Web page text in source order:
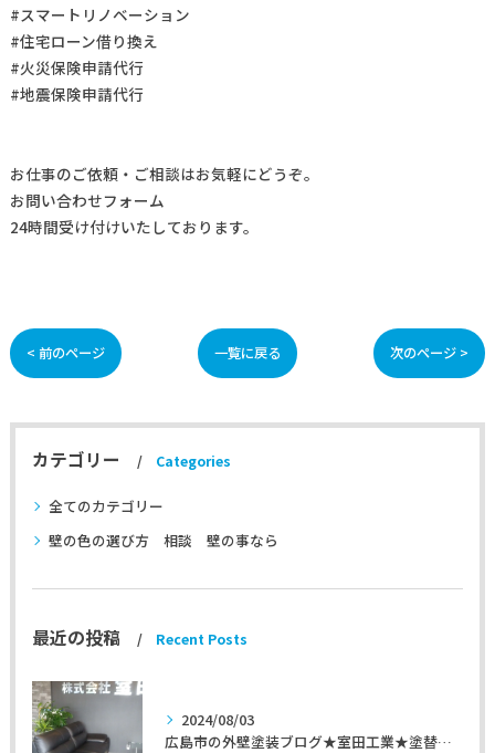
#スマートリノベーション
#住宅ローン借り換え
#火災保険申請代行
#地震保険申請代行
お仕事のご依頼・ご相談はお気軽にどうぞ。
お問い合わせフォーム
24時間受け付けいたしております。
< 前のページ 一覧に戻る 次のページ >
カテゴリー Categories
全てのカテゴリー
壁の色の選び方 相談 壁の事なら
最近の投稿 Recent Posts
2024/08/03
広島市の外壁塗装ブログ★室田工業★塗替えマスターズ★外壁リフォーム